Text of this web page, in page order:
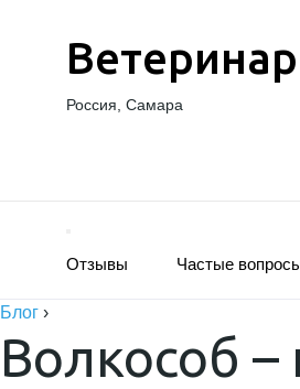
Россия, Самара
Отзывы Частые
Блог ›
Волкособ